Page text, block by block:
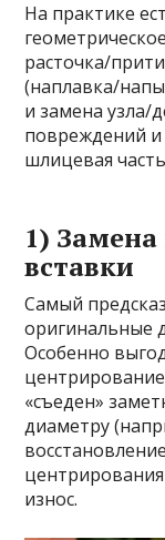
На практике
расточка/
(наплавка/
и замена узла/
повреждений и
шлицевая
1)
вставки
Самый
оригинальные
Особенно
«съеден»
диаметру
износ.